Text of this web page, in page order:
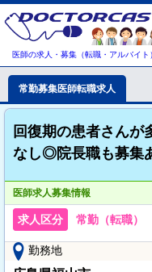
医師の求人・募集（転職・アルバイト
常勤募集医師転職求人
回復期の患者さんが
なし◎院長職も募集
医師求人募集情報
求人区分 常勤（転職）
勤務地